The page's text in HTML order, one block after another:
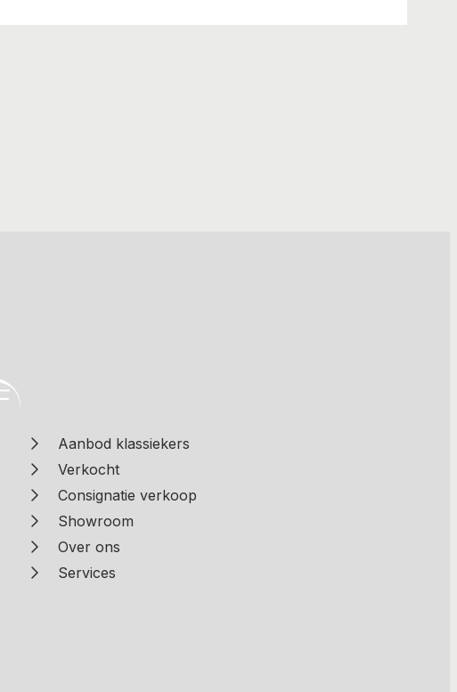
Aanbod klassiekers
Verkocht
Consignatie verkoop
Showroom
Over ons
Services